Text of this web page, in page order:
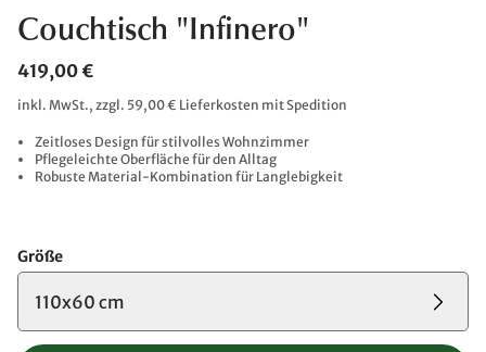
Couchtisch "Infinero"
419,00 €
inkl. MwSt., zzgl. 59,00 € Lieferkosten mit Spedition
Zeitloses Design für stilvolles Wohnzimmer
Pflegeleichte Oberfläche für den Alltag
Robuste Material-Kombination für Langlebigkeit
Größe
110x60 cm